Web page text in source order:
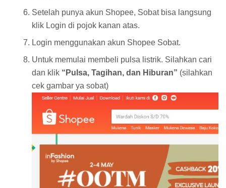
Setelah punya akun Shopee, Sobat bisa langsung
klik Login di pojok kanan atas.
Login menggunakan akun Shopee Sobat.
Untuk memulai membeli pulsa listrik. Silahkan cari
dan klik “Pulsa, Tagihan, dan Hiburan” (silahkan
cek gambar ya sobat)